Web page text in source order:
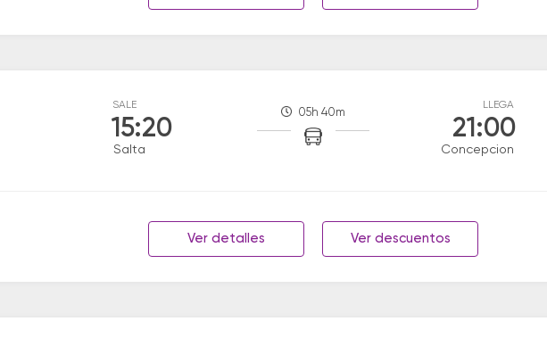
SALE
15:20
Salta
05h 40m
LLEGA
21:00
Concepcion
Ver detalles Ver descuentos